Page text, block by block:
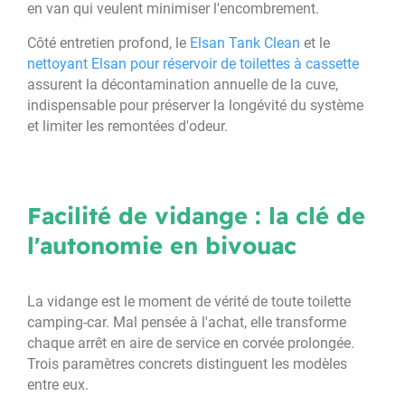
en van qui veulent minimiser l'encombrement.
Côté entretien profond, le Elsan Tank Clean et le
nettoyant Elsan pour réservoir de toilettes à cassette
assurent la décontamination annuelle de la cuve,
indispensable pour préserver la longévité du système
et limiter les remontées d'odeur.
Facilité de vidange : la clé de
l'autonomie en bivouac
La vidange est le moment de vérité de toute toilette
camping-car. Mal pensée à l'achat, elle transforme
chaque arrêt en aire de service en corvée prolongée.
Trois paramètres concrets distinguent les modèles
entre eux.